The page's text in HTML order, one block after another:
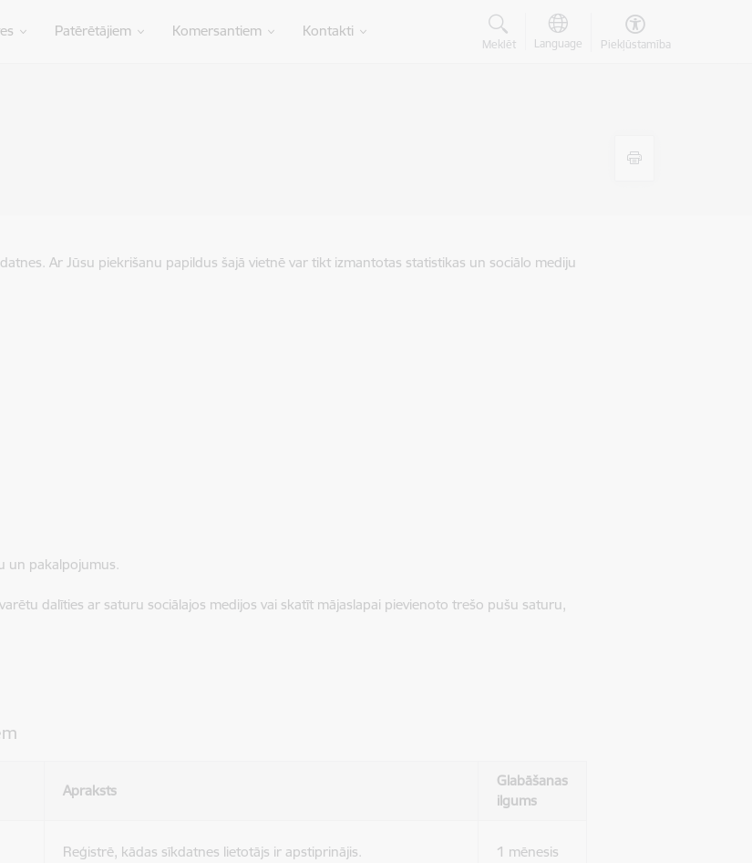
Patērētājiem Komersantiem Kontakti
Meklēt Language Piekļūstamība
Ar Jūsu piekrišanu papildus šajā vietnē var tikt izmantotas statistikas un sociālo mediju
un pakalpojumus.
dalīties ar saturu sociālajos medijos vai skatīt mājaslapai pievienoto trešo pušu saturu,
Apraksts
Glabāšanas
ilgums
Reģistrē, kādas sīkdatnes lietotājs ir apstiprinājis. 1 mēnesis